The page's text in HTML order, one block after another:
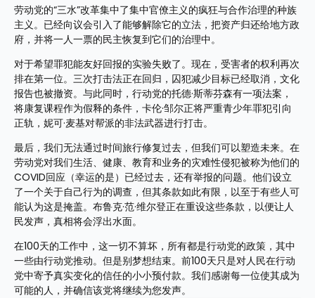
劳动党的“三水”改革集中了集中官僚主义的疯狂与合作治理的种族
主义。已经向议会引入了能够解除它的立法，把资产归还给地方政
府，并将一人一票的民主恢复到它们的治理中。
对于希望罪犯能友好回报的实验失败了。现在，受害者的权利再次
排在第一位。三次打击法正在回归，囚犯减少目标已经取消，文化
报告也被撤资。与此同时，行动党的托德·斯蒂芬森有一项法案，
将康复课程作为假释的条件，卡伦·邹尔正将严重青少年罪犯引向
正轨，妮可·麦基对帮派的非法武器进行打击。
最后，我们无法通过时间旅行修复过去，但我们可以塑造未来。在
劳动党对我们生活、健康、教育和业务的灾难性侵犯被称为他们的
COVID回应（幸运的是）已经过去，还有举报的问题。他们设立
了一个关于自己行为的调查，但其条款如此有限，以至于有些人可
能认为这是掩盖。布鲁克·范·维尔登正在重设这些条款，以便让人
民发声，真相将会浮出水面。
在100天的工作中，这一切不算坏，所有都是行动党的政策，其中
一些由行动党推动。但是别梦想结束。前100天只是对人民在行动
党中寄予真实变化的信任的小小预付款。我们感谢每一位使其成为
可能的人，并确信该党将继续为您发声。